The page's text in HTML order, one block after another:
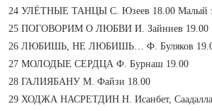
24 УЛЁТНЫЕ ТАНЦЫ С. Юзеев 18.00 Малый
25 ПОГОВОРИМ О ЛЮБВИ И. Зайниев 19.00
26 ЛЮБИШЬ, НЕ ЛЮБИШЬ… Ф. Буляков
27 МОЛОДЫЕ СЕРДЦА Ф. Бурнаш 19.00
28 ГАЛИЯБАНУ М. Файзи 18.00
29 ХОДЖА НАСРЕТДИН Н. Исанбет, Саадалла